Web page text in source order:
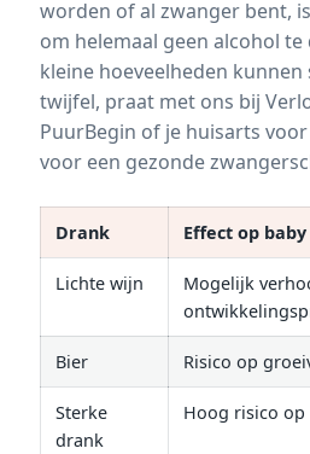
worden of al zwanger bent,
om helemaal geen alcohol te
kleine hoeveelheden kunnen
twijfel, praat met ons bij
PuurBegin of je huisarts
voor een gezonde
Drank Effect op baby
Lichte wijn
Mogelijk
Bier Risico op
Sterke
drank
Hoog risico op